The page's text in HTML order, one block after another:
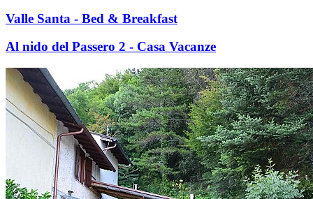
Valle Santa - Bed & Breakfast
Al nido del Passero 2 - Casa Vacanze